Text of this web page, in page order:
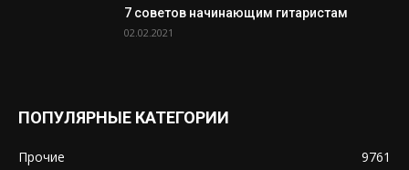
7 советов начинающим гитаристам
02.02.2021
ПОПУЛЯРНЫЕ КАТЕГОРИИ
Прочие
9761